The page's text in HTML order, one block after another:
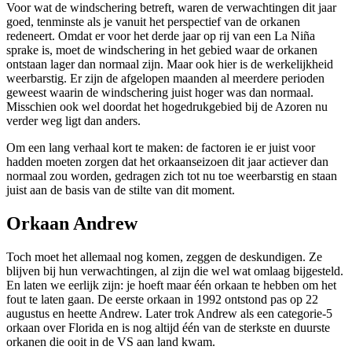
Voor wat de windschering betreft, waren de verwachtingen dit jaar
goed, tenminste als je vanuit het perspectief van de orkanen
redeneert. Omdat er voor het derde jaar op rij van een La Niña
sprake is, moet de windschering in het gebied waar de orkanen
ontstaan lager dan normaal zijn. Maar ook hier is de werkelijkheid
weerbarstig. Er zijn de afgelopen maanden al meerdere perioden
geweest waarin de windschering juist hoger was dan normaal.
Misschien ook wel doordat het hogedrukgebied bij de Azoren nu
verder weg ligt dan anders.
Om een lang verhaal kort te maken: de factoren ie er juist voor
hadden moeten zorgen dat het orkaanseizoen dit jaar actiever dan
normaal zou worden, gedragen zich tot nu toe weerbarstig en staan
juist aan de basis van de stilte van dit moment.
Orkaan Andrew
Toch moet het allemaal nog komen, zeggen de deskundigen. Ze
blijven bij hun verwachtingen, al zijn die wel wat omlaag bijgesteld.
En laten we eerlijk zijn: je hoeft maar één orkaan te hebben om het
fout te laten gaan. De eerste orkaan in 1992 ontstond pas op 22
augustus en heette Andrew. Later trok Andrew als een categorie-5
orkaan over Florida en is nog altijd één van de sterkste en duurste
orkanen die ooit in de VS aan land kwam.